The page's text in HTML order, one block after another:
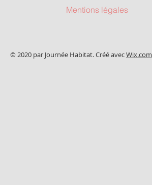
Mentions légales
© 2020 par Journée Habitat. Créé avecWix.com